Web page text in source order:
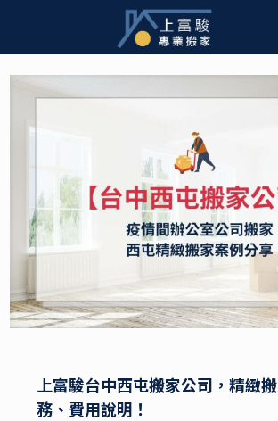
Tags
上富駿台中西屯搬家公司，精緻
務、費用說明！